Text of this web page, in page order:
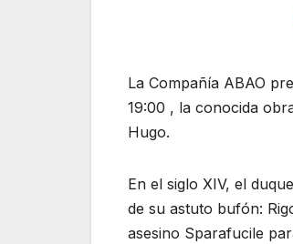
La Compañía ABAO
19:00 , la conocida
Hugo.
En el siglo XIV, el
de su astuto bufón:
asesino Sparafucile